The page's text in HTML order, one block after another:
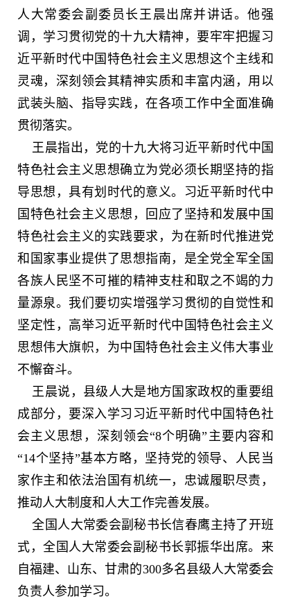
人大常委会副委员长王晨出席并讲话。他强
调，学习贯彻党的十九大精神，要牢牢把握习
近平新时代中国特色社会主义思想这个主线和
灵魂，深刻领会其精神实质和丰富内涵，用以
武装头脑、指导实践，在各项工作中全面准确
贯彻落实。
王晨指出，党的十九大将习近平新时代中国
特色社会主义思想确立为党必须长期坚持的指
导思想，具有划时代的意义。习近平新时代中
国特色社会主义思想，回应了坚持和发展中国
特色社会主义的实践要求，为在新时代推进党
和国家事业提供了思想指南，是全党全军全国
各族人民坚不可摧的精神支柱和取之不竭的力
量源泉。我们要切实增强学习贯彻的自觉性和
坚定性，高举习近平新时代中国特色社会主义
思想伟大旗帜，为中国特色社会主义伟大事业
不懈奋斗。
王晨说，县级人大是地方国家政权的重要组
成部分，要深入学习习近平新时代中国特色社
会主义思想，深刻领会“8个明确”主要内容和
“14个坚持”基本方略，坚持党的领导、人民当
家作主和依法治国有机统一，忠诚履职尽责，
推动人大制度和人大工作完善发展。
全国人大常委会副秘书长信春鹰主持了开班
式，全国人大常委会副秘书长郭振华出席。来
自福建、山东、甘肃的300多名县级人大常委会
负责人参加学习。